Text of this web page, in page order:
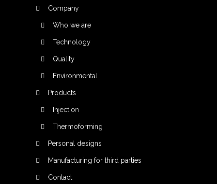
Company
Who we are
Technology
Quality
Environmental
Products
Injection
Thermoforming
Personal designs
Manufacturing for third parties
Contact